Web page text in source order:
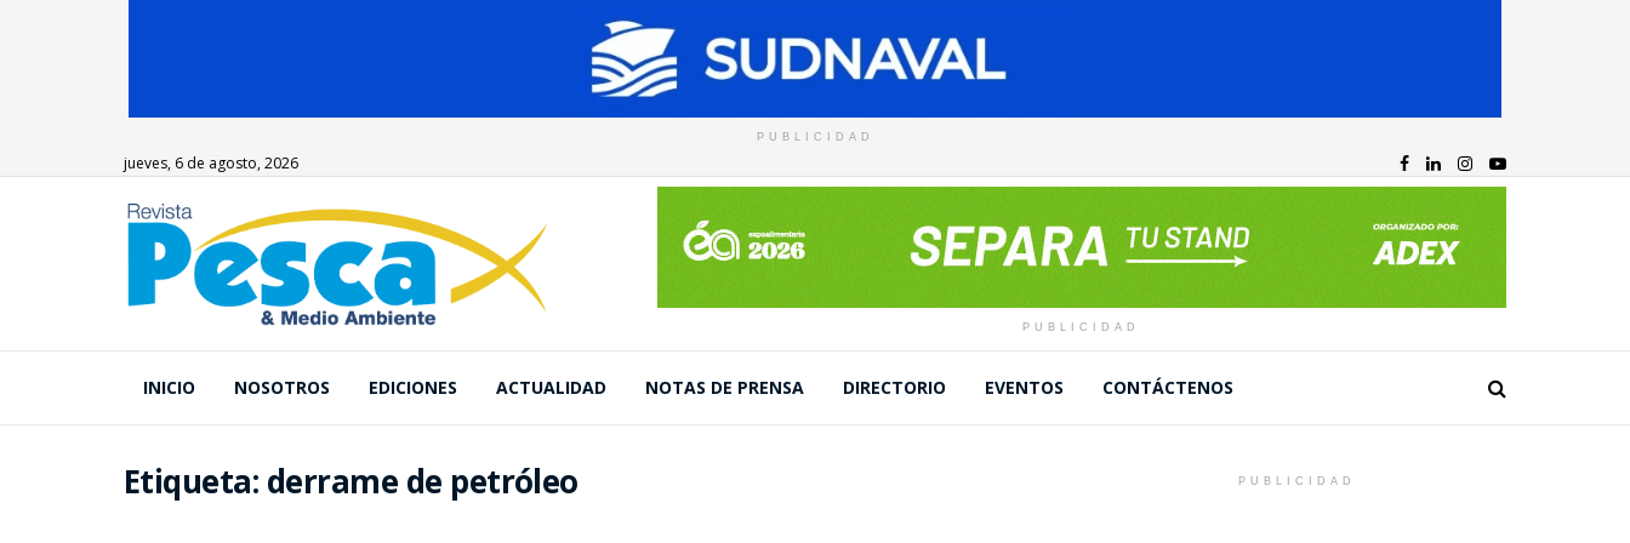
PUBLICIDAD
jueves, 6 de agosto, 2026
PUBLICIDAD
INICIO NOSOTROS EDICIONES ACTUALIDAD NOTAS DE PRENSA DIRECTORIO EVENTOS CONTÁCTENOS
Etiqueta: derrame de petróleo PUBLICIDAD